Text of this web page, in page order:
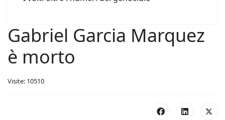
Gabriel Garcia Marquez
è morto
Visite: 10510